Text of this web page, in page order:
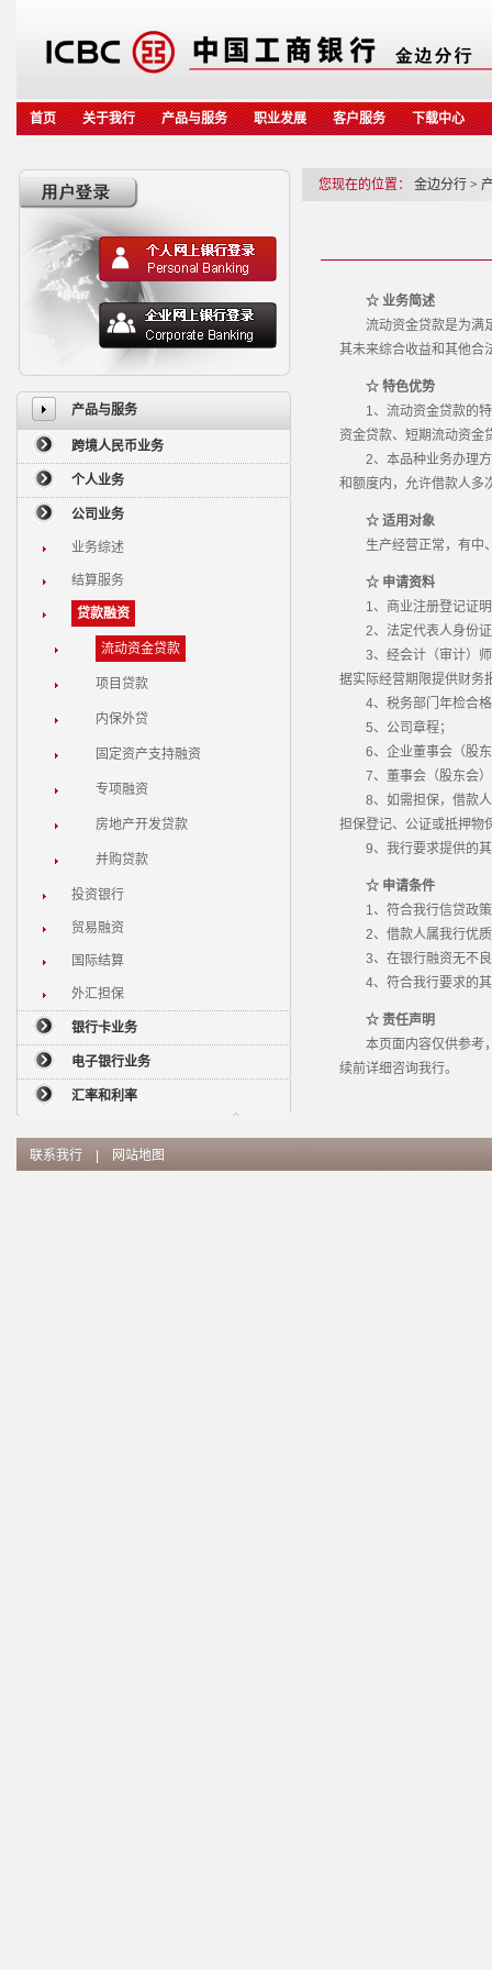
首页 关于我行 产品与服务 职业发展 客户服务 下载中心
产品与服务
跨境人民币业务
个人业务
公司业务
业务综述
结算服务
贷款融资
流动资金贷款
项目贷款
内保外贷
固定资产支持融资
专项融资
房地产开发贷款
并购贷款
投资银行
贸易融资
国际结算
外汇担保
银行卡业务
电子银行业务
汇率和利率
您现在的位置： 金边分行 >
☆ 业务简述
流动资金贷款是为满足
其未来综合收益和其他合
☆ 特色优势
1、流动资金贷款的特
资金贷款、短期流动资金
2、本品种业务办理方
和额度内，允许借款人多
☆ 适用对象
生产经营正常，有中、
☆ 申请资料
1、商业注册登记证明
2、法定代表人身份证
3、经会计（审计）师
据实际经营期限提供财务
4、税务部门年检合格
5、公司章程；
6、企业董事会（股东
7、董事会（股东会）
8、如需担保，借款人
担保登记、公证或抵押物
9、我行要求提供的其
☆ 申请条件
1、符合我行信贷政策
2、借款人属我行优质
3、在银行融资无不良
4、符合我行要求的其
☆ 责任声明
本页面内容仅供参考，
续前详细咨询我行。
联系我行 网站地图